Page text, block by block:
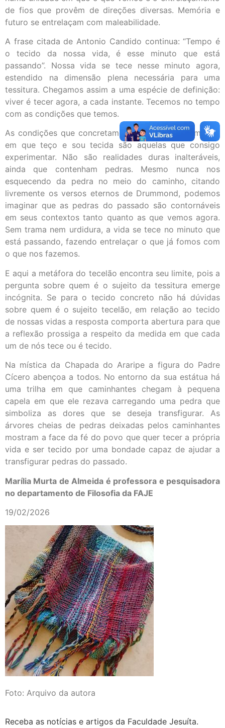
de fios que provêm de direções diversas. Memória e
futuro se entrelaçam com maleabilidade.
A frase citada de Antonio Candido continua: “Tempo é
o tecido da nossa vida, é esse minuto que está
passando”. Nossa vida se tece nesse minuto agora,
estendido na dimensão plena necessária para uma
tessitura. Chegamos assim a uma espécie de definição:
viver é tecer agora, a cada instante. Tecemos no tempo
com as condições que temos.
As condições que concretamente tenho a cada minuto
em que teço e sou tecida são aquelas que consigo
experimentar. Não são realidades duras inalteráveis,
ainda que contenham pedras. Mesmo nunca nos
esquecendo da pedra no meio do caminho, citando
livremente os versos eternos de Drummond, podemos
imaginar que as pedras do passado são contornáveis
em seus contextos tanto quanto as que vemos agora.
Sem trama nem urdidura, a vida se tece no minuto que
está passando, fazendo entrelaçar o que já fomos com
o que nos fazemos.
E aqui a metáfora do tecelão encontra seu limite, pois a
pergunta sobre quem é o sujeito da tessitura emerge
incógnita. Se para o tecido concreto não há dúvidas
sobre quem é o sujeito tecelão, em relação ao tecido
de nossas vidas a resposta comporta abertura para que
a reflexão prossiga a respeito da medida em que cada
um de nós tece ou é tecido.
Na mística da Chapada do Araripe a figura do Padre
Cícero abençoa a todos. No entorno da sua estátua há
uma trilha em que caminhantes chegam à pequena
capela em que ele rezava carregando uma pedra que
simboliza as dores que se deseja transfigurar. As
árvores cheias de pedras deixadas pelos caminhantes
mostram a face da fé do povo que quer tecer a própria
vida e ser tecido por uma bondade capaz de ajudar a
transfigurar pedras do passado.
Marília Murta de Almeida é professora e pesquisadora
no departamento de Filosofia da FAJE
19/02/2026
Foto: Arquivo da autora
Receba as notícias e artigos da Faculdade Jesuíta.